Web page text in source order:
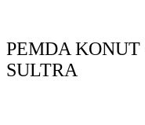
PEMDA
SULTRA